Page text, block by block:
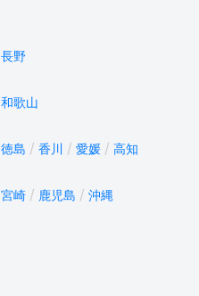
長野
和歌山
徳島 香川 愛媛
高知
宮崎 鹿児島 沖縄